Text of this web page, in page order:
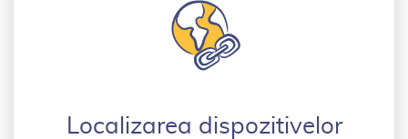
Localizarea dispozitivelor